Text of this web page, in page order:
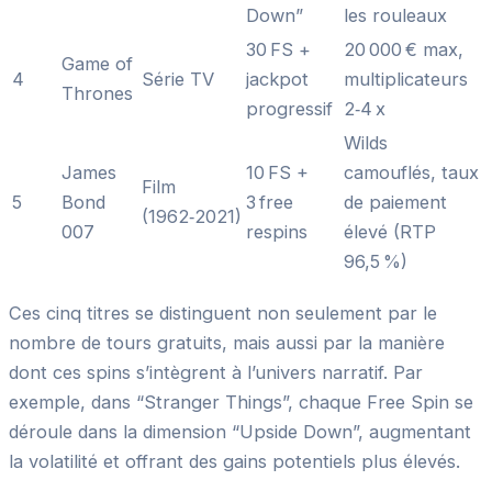
Down”
les rouleaux
4
Game of
Thrones
Série TV
30 FS +
jackpot
progressif
20 000 € max,
multiplicateurs
2‑4 x
5
James
Bond
007
Film
(1962‑2021)
10 FS +
3 free
respins
Wilds
camouflés, taux
de paiement
élevé (RTP
96,5 %)
Ces cinq titres se distinguent non seulement par le
nombre de tours gratuits, mais aussi par la manière
dont ces spins s’intègrent à l’univers narratif. Par
exemple, dans “Stranger Things”, chaque Free Spin se
déroule dans la dimension “Upside Down”, augmentant
la volatilité et offrant des gains potentiels plus élevés.